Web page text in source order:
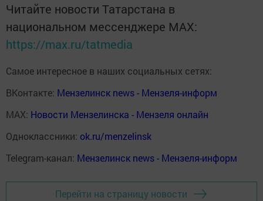
Читайте новости Татарстана в
национальном мессенджере MАХ:
https://max.ru/tatmedia
Самое интересное в наших социальных сетях:
ВКонтакте: Мензелинск news - Мензеля-информ
MAX: Новости Мензелинска - Мензеля онлайн
Одноклассники: ok.ru/menzelinsk
Telegram-канал: Мензелинск news - Мензеля-информ
Перейти на страницу новости